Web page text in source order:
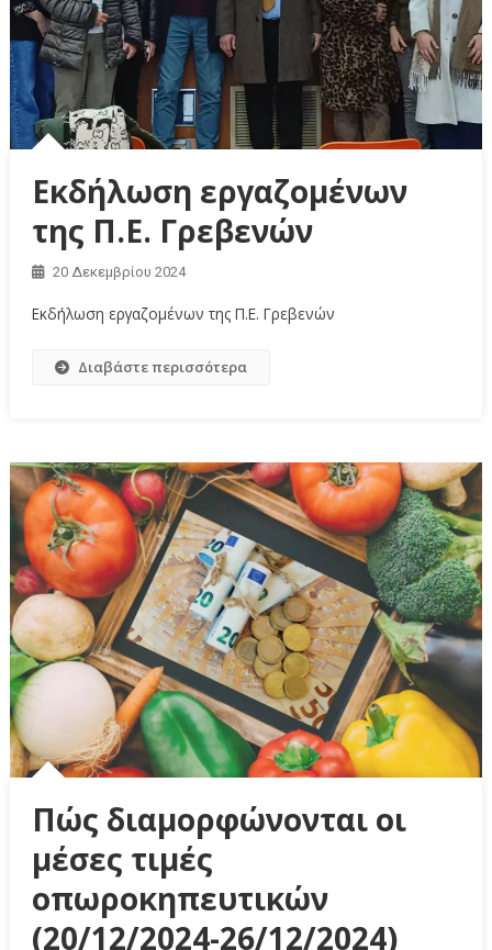
Εκδήλωση εργαζομένων
της Π.Ε. Γρεβενών
20 Δεκεμβρίου 2024
Εκδήλωση εργαζομένων της Π.Ε. Γρεβενών
Διαβάστε περισσότερα
Πώς διαμορφώνονται οι
μέσες τιμές
οπωροκηπευτικών
(20/12/2024-26/12/2024)